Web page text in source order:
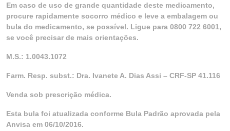
Em caso de uso de grande quantidade deste medicamento,
procure rapidamente socorro médico e leve a embalagem ou
bula do medicamento, se possível. Ligue para 0800 722 6001,
se você precisar de mais orientações.
M.S.: 1.0043.1072
Farm. Resp. subst.: Dra. Ivanete A. Dias Assi – CRF-SP 41.116
Venda sob prescrição médica.
Esta bula foi atualizada conforme Bula Padrão aprovada pela
Anvisa em 06/10/2016.